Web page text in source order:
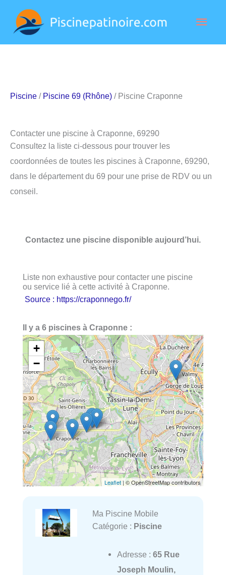
contenu
Piscine / Piscine 69 (Rhône) / Piscine Craponne
Contacter une piscine à Craponne, 69290
Consultez la liste ci-dessous pour trouver les
coordonnées de toutes les piscines à Craponne, 69290,
dans le département du 69 pour une prise de RDV ou un
conseil.
Contactez une piscine disponible aujourd’hui.
Liste non exhaustive pour contacter une piscine
ou service lié à cette activité à Craponne.
Source : https://craponnego.fr/
Il y a 6 piscines à Craponne :
+
−
Leaflet| © OpenStreetMap contributors
Ma Piscine Mobile
Catégorie : Piscine
Adresse : 65 Rue
Joseph Moulin,